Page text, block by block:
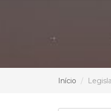
Início